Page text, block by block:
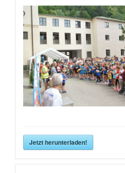
Jetzt herunterladen!